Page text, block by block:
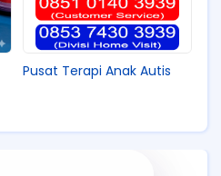
Pusat Terapi Anak Autis